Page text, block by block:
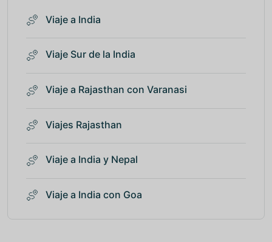
Viaje a India
Viaje Sur de la India
Viaje a Rajasthan con Varanasi
Viajes Rajasthan
Viaje a India y Nepal
Viaje a India con Goa